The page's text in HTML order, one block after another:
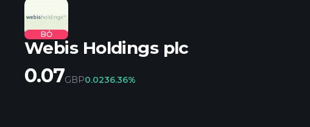
BỎ
Webis Holdings plc
0.07GBP0.0236.36%